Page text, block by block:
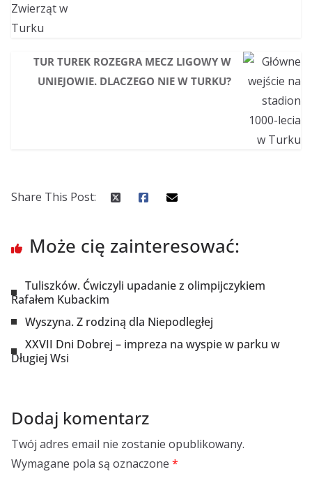
TUR TUREK ROZEGRA MECZ LIGOWY W
UNIEJOWIE. DLACZEGO NIE W TURKU?
Share This Post:
Może cię zainteresować:
Tuliszków. Ćwiczyli upadanie z olimpijczykiem
Rafałem Kubackim
Wyszyna. Z rodziną dla Niepodległej
XXVII Dni Dobrej – impreza na wyspie w parku w
Długiej Wsi
Dodaj komentarz
Twój adres email nie zostanie opublikowany.
Wymagane pola są oznaczone *